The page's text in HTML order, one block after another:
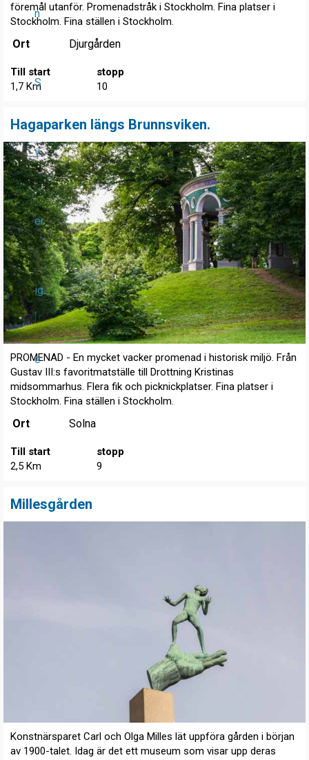
n
S
v
er
ig
e
föremål utanför. Promenadstråk i Stockholm. Fina platser i
Stockholm. Fina ställen i Stockholm.
Ort Djurgården
Till start
1,7 Km
stopp
10
Hagaparken längs Brunnsviken.
PROMENAD - En mycket vacker promenad i historisk miljö. Från
Gustav III:s favoritmatställe till Drottning Kristinas
midsommarhus. Flera fik och picknickplatser. Fina platser i
Stockholm. Fina ställen i Stockholm.
Ort Solna
Till start
2,5 Km
stopp
9
Millesgården
Konstnärsparet Carl och Olga Milles lät uppföra gården i början
av 1900-talet. Idag är det ett museum som visar upp deras